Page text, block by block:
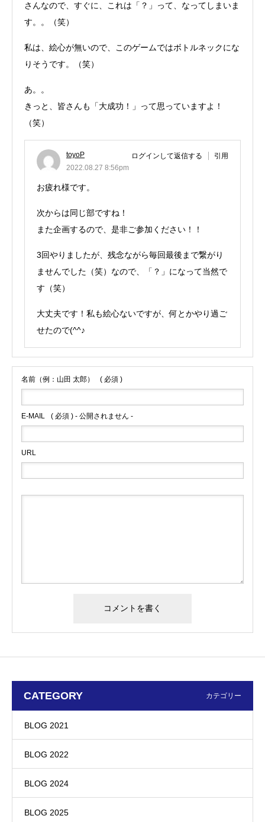
さんなので、すぐに、これは「？」って、なってしまいま
す。。（笑）
私は、絵心が無いので、このゲームではボトルネックにな
りそうです。（笑）
あ。。
きっと、皆さんも「大成功！」って思っていますよ！
（笑）
toyoP
2022.08.27 8:56pm
ログインして返信する 引用
お疲れ様です。
次からは同じ部ですね！
また企画するので、是非ご参加ください！！
3回やりましたが、残念ながら毎回最後まで繋がり
ませんでした（笑）なので、「？」になって当然で
す（笑）
大丈夫です！私も絵心ないですが、何とかやり過ご
せたので(^^♪
名前（例：山田 太郎） ( 必須 )
E-MAIL ( 必須 ) - 公開されません -
URL
CATEGORY カテゴリー
BLOG 2021
BLOG 2022
BLOG 2024
BLOG 2025